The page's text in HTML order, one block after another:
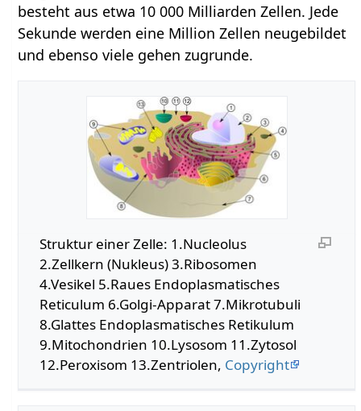
besteht aus etwa 10 000 Milliarden Zellen. Jede
Sekunde werden eine Million Zellen neugebildet
und ebenso viele gehen zugrunde.
Struktur einer Zelle: 1.Nucleolus
2.Zellkern (Nukleus) 3.Ribosomen
4.Vesikel 5.Raues Endoplasmatisches
Reticulum 6.Golgi-Apparat 7.Mikrotubuli
8.Glattes Endoplasmatisches Retikulum
9.Mitochondrien 10.Lysosom 11.Zytosol
12.Peroxisom 13.Zentriolen, Copyright